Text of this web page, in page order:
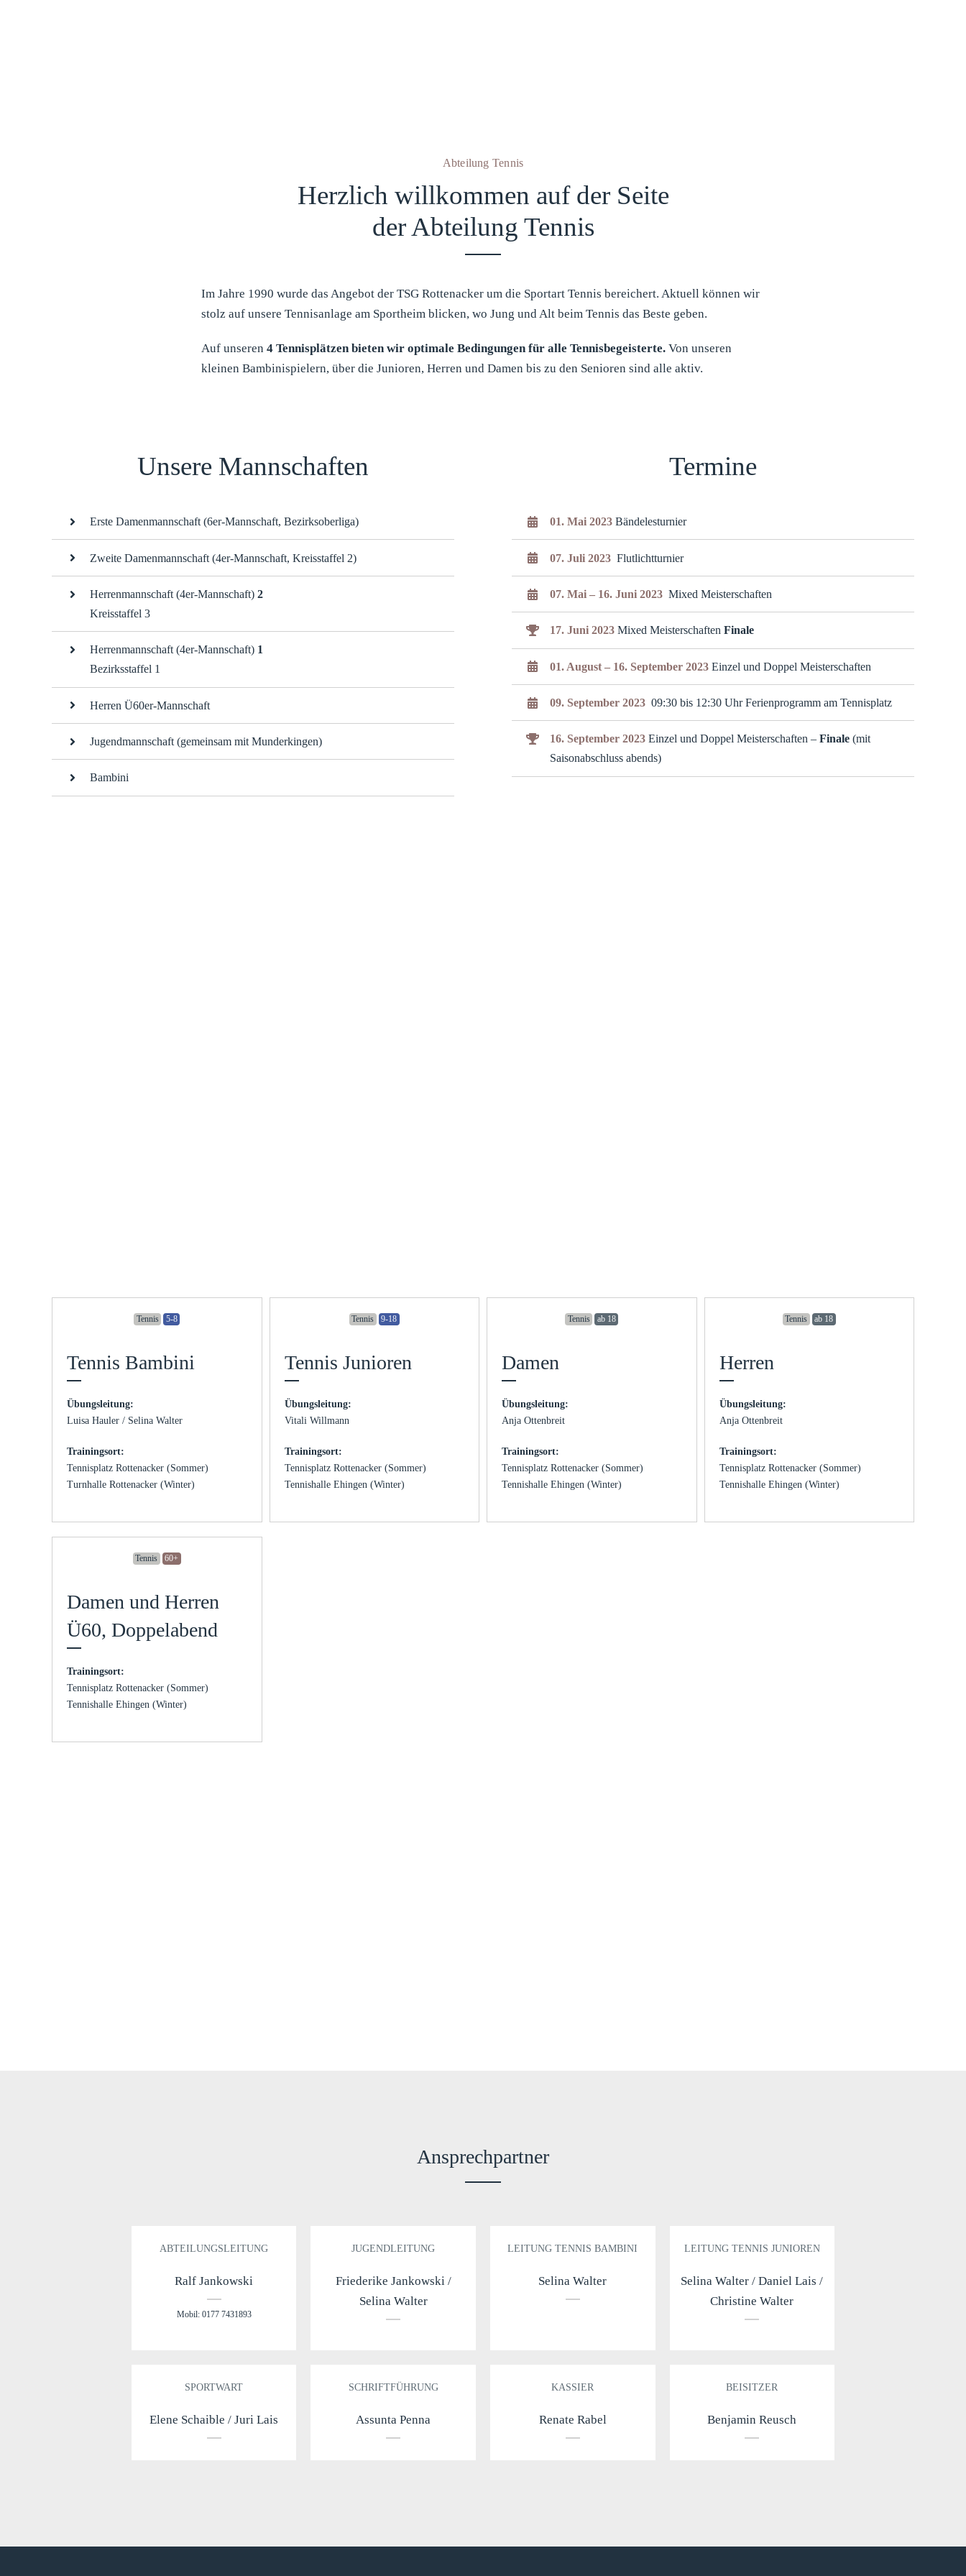
Abteilung Tennis
Herzlich willkommen auf der Seite
der Abteilung Tennis
Im Jahre 1990 wurde das Angebot der TSG Rottenacker um die Sportart Tennis bereichert. Aktuell können wir
stolz auf unsere Tennisanlage am Sportheim blicken, wo Jung und Alt beim Tennis das Beste geben.
Auf unseren 4 Tennisplätzen bieten wir optimale Bedingungen für alle Tennisbegeisterte.Von unseren
kleinen Bambinispielern, über die Junioren, Herren und Damen bis zu den Senioren sind alle aktiv.
Unsere Mannschaften
Erste Damenmannschaft (6er-Mannschaft, Bezirksoberliga)
Zweite Damenmannschaft (4er-Mannschaft, Kreisstaffel 2)
Herrenmannschaft (4er-Mannschaft)2
Kreisstaffel 3
Herrenmannschaft (4er-Mannschaft) 1
Bezirksstaffel 1
Herren Ü60er-Mannschaft
Jugendmannschaft (gemeinsam mit Munderkingen)
Bambini
Termine
01. Mai 2023Bändelesturnier
07. Juli 2023 Flutlichtturnier
07. Mai – 16. Juni 2023 Mixed Meisterschaften
17. Juni 2023Mixed MeisterschaftenFinale
01. August – 16. September 2023 Einzel und Doppel Meisterschaften
09. September 2023 09:30 bis 12:30 Uhr Ferienprogramm am Tennisplatz
16. September 2023 Einzel und Doppel Meisterschaften –Finale(mit
Saisonabschluss abends)
Tennis 5-8
Tennis Bambini
Übungsleitung:
Luisa Hauler / Selina Walter
Trainingsort:
Tennisplatz Rottenacker (Sommer)
Turnhalle Rottenacker (Winter)
Tennis 9-18
Tennis Junioren
Übungsleitung:
Vitali Willmann
Trainingsort:
Tennisplatz Rottenacker (Sommer)
Tennishalle Ehingen (Winter)
Tennis ab 18
Damen
Übungsleitung:
Anja Ottenbreit
Trainingsort:
Tennisplatz Rottenacker (Sommer)
Tennishalle Ehingen (Winter)
Tennis ab 18
Herren
Übungsleitung:
Anja Ottenbreit
Trainingsort:
Tennisplatz Rottenacker (Sommer)
Tennishalle Ehingen (Winter)
Tennis 60+
Damen und Herren
Ü60, Doppelabend
Trainingsort:
Tennisplatz Rottenacker (Sommer)
Tennishalle Ehingen (Winter)
Ansprechpartner
ABTEILUNGSLEITUNG
Ralf Jankowski
Mobil: 0177 7431893
JUGENDLEITUNG
Friederike Jankowski /
Selina Walter
LEITUNG TENNIS BAMBINI
Selina Walter
LEITUNG TENNIS JUNIOREN
Selina Walter / Daniel Lais /
Christine Walter
SPORTWART
Elene Schaible / Juri Lais
SCHRIFTFÜHRUNG
Assunta Penna
KASSIER
Renate Rabel
BEISITZER
Benjamin Reusch